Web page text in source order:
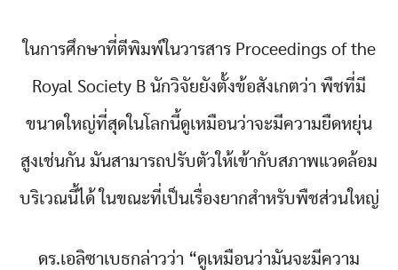
ในการศึกษาที่ตีพิมพ์ในวารสาร Proceedings of the
Royal Society B นักวิจัยยังตั้งข้อสังเกตว่า พืชที่มี
ขนาดใหญ่ที่สุดในโลกนี้ดูเหมือนว่าจะมีความยืดหยุ่น
สูงเช่นกัน มันสามารถปรับตัวให้เข้ากับสภาพแวดล้อม
บริเวณนี้ได้ ในขณะที่เป็นเรื่องยากสำหรับพืชส่วนใหญ่
ดร.เอลิซาเบธกล่าวว่า “ดูเหมือนว่ามันจะมีความ